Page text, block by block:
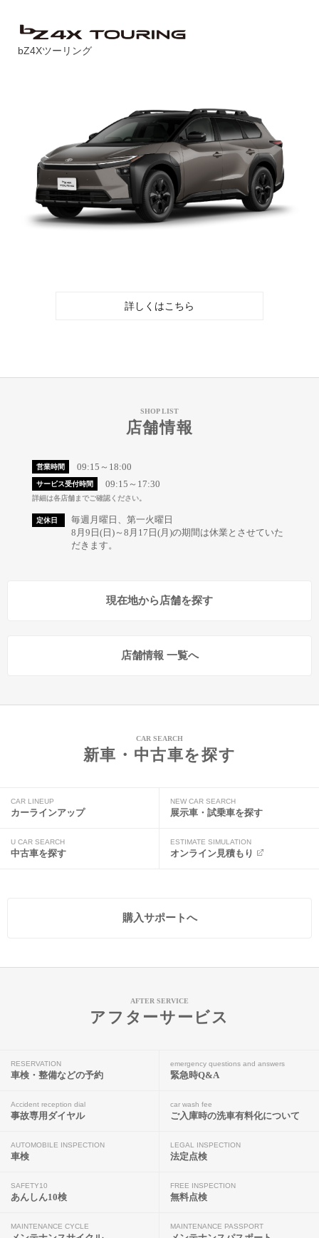
bZ4Xツーリング
詳しくはこちら
SHOP LIST
店舗情報
営業時間 09:15～18:00
サービス受付時間 09:15～17:30
詳細は各店舗までご確認ください。
定休日
毎週月曜日、第一火曜日
8月9日(日)～8月17日(月)の期間は休業とさせていた
だきます。
現在地から店舗を探す
店舗情報 一覧へ
CAR SEARCH
新車・中古車を探す
CAR LINEUP
カーラインアップ
NEW CAR SEARCH
展示車・試乗車を探す
U CAR SEARCH
中古車を探す
ESTIMATE SIMULATION
オンライン見積もり
購入サポートへ
AFTER SERVICE
アフターサービス
RESERVATION
車検・整備などの予約
emergency questions and answers
緊急時Q&A
Accident reception dial
事故専用ダイヤル
car wash fee
ご入庫時の洗車有料化について
AUTOMOBILE INSPECTION
車検
LEGAL INSPECTION
法定点検
SAFETY10
あんしん10検
FREE INSPECTION
無料点検
MAINTENANCE CYCLE MAINTENANCE PASSPORT